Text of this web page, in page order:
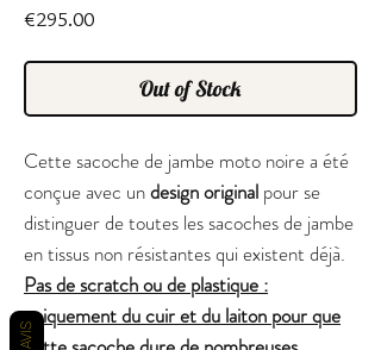
€295.00Price
Out of Stock
Cette sacoche de jambe moto noire a été
conçue avec undesign original pour se
distinguer de toutes les sacoches de jambe
en tissus non résistantes qui existent déjà.
Pas de scratch ou de plastique :
uniquement du cuir et du laiton pour que
AVIS